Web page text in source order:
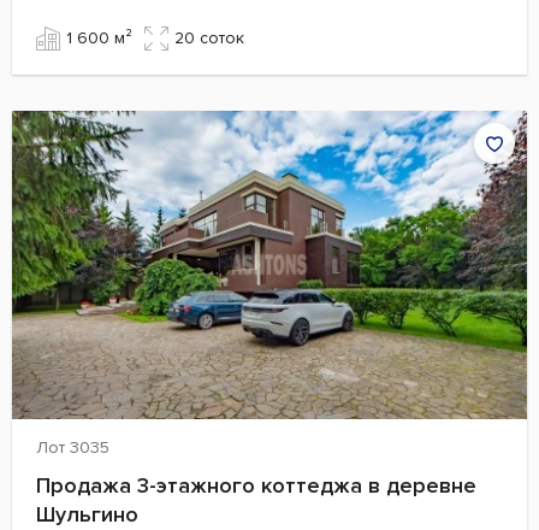
1 600 м² 20 cоток
Лот 3035
Продажа 3-этажного коттеджа в деревне
Шульгино